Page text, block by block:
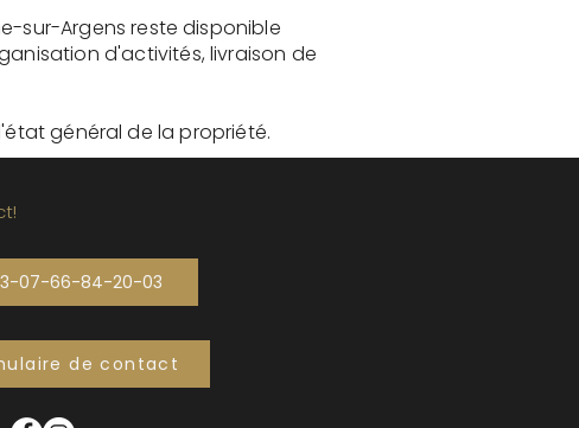
sur-Argens reste disponible
d'activités, livraison de
général de la propriété.
07-66-84-20-03
de contact